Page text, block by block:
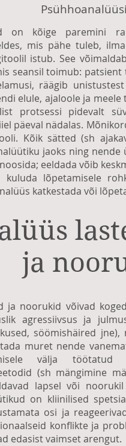
on kõige paremini
mis pähe tuleb,
istub. See
seansil toimub:
räägib
elule, ajaloole ja
protsessi pidevalt
päeval nädalas.
Kõik sätted (sh
jaoks ning
eeldada võib
lõpetamisele
katkestada või
ja
ja noorukid võivad
agressiivsus ja
söömishäired
muret nende
välja töötatud
(sh mängimine
lapsel või
on kliinilised
osi ja
konflikte ja
edasist vaimset arengut.